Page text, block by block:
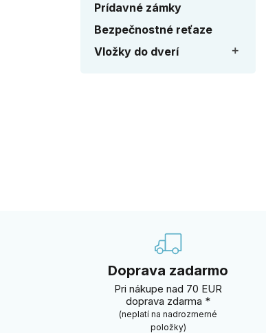
Prídavné zámky
Bezpečnostné reťaze
Vložky do dverí

Doprava zadarmo
Pri nákupe nad 70 EUR
doprava zdarma *
(neplatí na nadrozmerné
položky)